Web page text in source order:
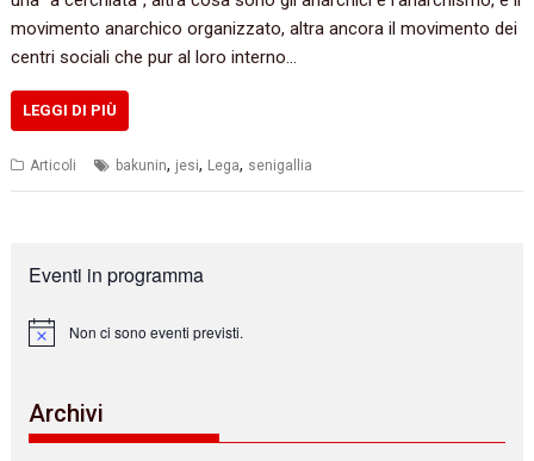
movimento anarchico organizzato, altra ancora il movimento dei
centri sociali che pur al loro interno…
LEGGI DI PIÙ
Articoli bakunin, jesi, Lega, senigallia
Eventi in programma
N
c
e
Non ci sono eventi previsti.
Archivi